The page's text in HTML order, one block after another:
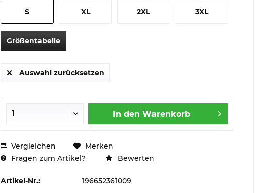
S XL 2XL 3XL
Größentabelle
Auswahl zurücksetzen
In den Warenkorb
Vergleichen
Merken
Fragen zum Artikel?
Bewerten
Artikel-Nr.: 196652361009